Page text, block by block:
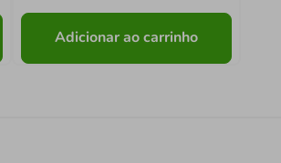
Adicionar ao carrinho